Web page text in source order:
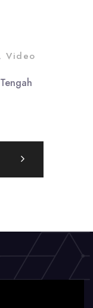
Video